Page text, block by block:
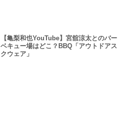
【亀梨和也YouTube】宮舘涼太とのバー
ベキュー場はどこ？BBQ「アウトドアス
クウェア」